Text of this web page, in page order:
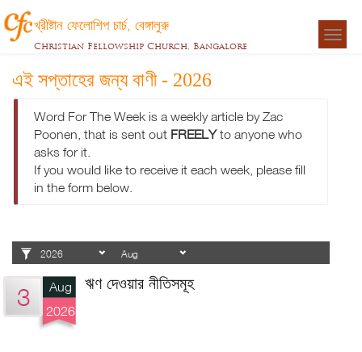
খ্রীষ্টান ফেলোশিপ চার্চ, বেঙ্গালুরু
Christian Fellowship Church, Bangalore
এই সপ্তাহের জন্য বাণী - 2026
Word For The Week is a weekly article by Zac
Poonen, that is sent out FREELYto anyone who
asks for it.
If you would like to receive it each week, please fill
in the form below.
3
Aug
2026
ঋণ দেওয়ার নীতিসমূহ